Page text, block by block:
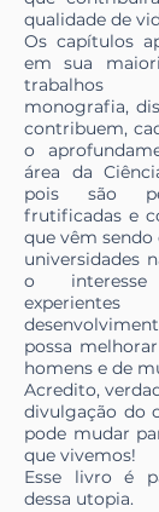
qualidade de
Os capítulos
em sua
trabalhos
monografia,
contribuem,
o
área da
pois são
frutificadas e
que vêm
universidades
o interesse
possa
homens e de
Acredito,
divulgação do
pode mudar
que vivemos!
Esse livro é
dessa utopia.